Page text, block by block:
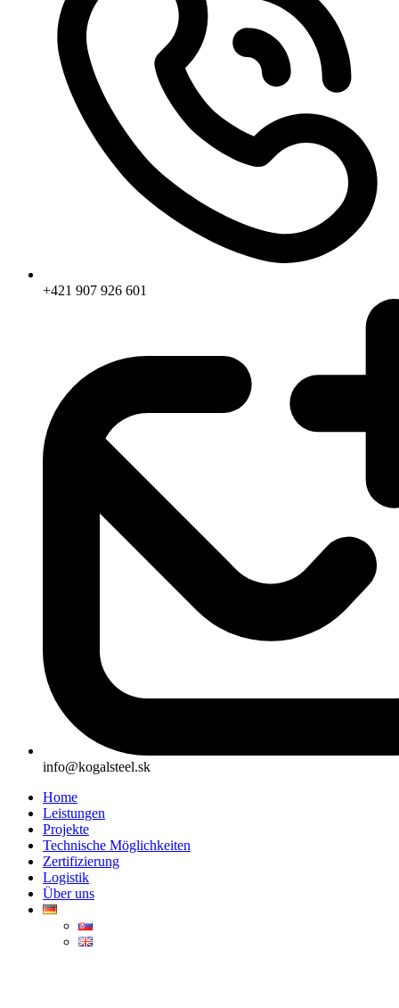
+421 907 926 601
info@kogalsteel.sk
Home
Leistungen
Projekte
Technische Möglichkeiten
Zertifizierung
Logistik
Über uns